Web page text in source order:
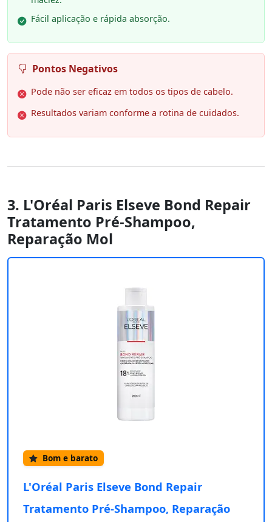
Fácil aplicação e rápida absorção.
Pontos Negativos
Pode não ser eficaz em todos os tipos de cabelo.
Resultados variam conforme a rotina de cuidados.
3. L'Oréal Paris Elseve Bond Repair
Tratamento Pré-Shampoo,
Reparação Mol
Bom e barato
L'Oréal Paris Elseve Bond Repair
Tratamento Pré-Shampoo, Reparação